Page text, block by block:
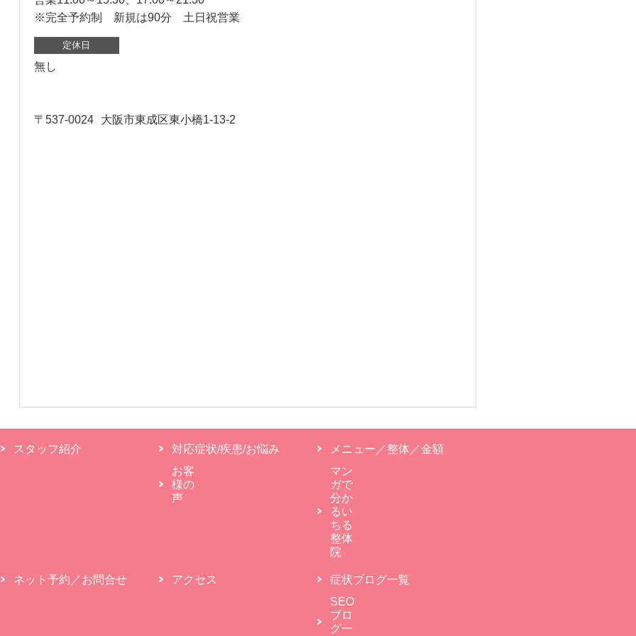
※完全予約制 新規は90分 土日祝営業
定休日
無し
〒537-0024 大阪市東成区東小橋1-13-2
スタッフ紹介
対応症状/疾患/お悩み
お客
様の
声
メニュー／整体／金額
マン
ガで
分か
るい
ちる
整体
院
ネット予約／お問合せ アクセス
症状ブログ一覧
SEO
ブロ
グ一